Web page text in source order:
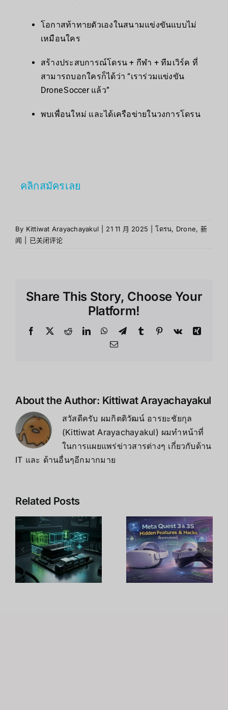
โอกาสท้าทายตัวเองในสนามแข่งขันแบบไม่
เหมือนใคร
สร้างประสบการณ์โดรน + กีฬา + ทีมเวิร์ค ที่
สามารถบอกใครก็ได้ว่า “เราร่วมแข่งขัน
Drone Soccer แล้ว”
พบเพื่อนใหม่ และได้เครือข่ายในวงการโดรน
คลิกสมัครเลย
By Kittiwat Arayachayakul 21 11 月 2025 โดรน, Drone, 新
闻
已关闭评论
Share This Story, Choose Your
Platform!
About the Author: Kittiwat Arayachayakul
สวัสดีครับ ผมกิตติวัฒน์ อารยะชัยกุล
(Kittiwat Arayachayakul) ผมทำหน้าที่
ในการแผยแพร่ข่าวสารต่างๆ เกี่ยวกับด้าน
IT และ ด้านอื่นๆอีกมากมาย
Related Posts
10 เทคนิค
ปลดล็อก
Meta Quest
3 เพิ่มพลัง
จริงได้ถึง
Swan ความ
ละเอียด 45
PPD สูงสุด
ในตลาด
พร้อมบุก